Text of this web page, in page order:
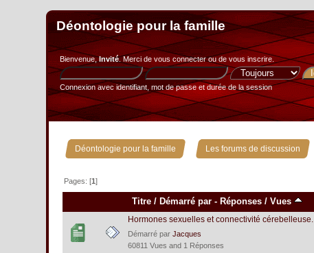
Déontologie pour la famille
Bienvenue,Invité. Merci devous connecterou devous inscrire.
Connexion avec identifiant, mot de passe et durée de la session
Déontologie pour la famille » Les forums de discussion »
Pages: [1]
Titre / Démarré par - Réponses /Vues
Hormones sexuelles et connectivité cérebelleuse.
Démarré parJacques
60811 Vues and 1 Réponses